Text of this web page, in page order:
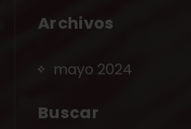
Archivos
mayo 2024
Buscar